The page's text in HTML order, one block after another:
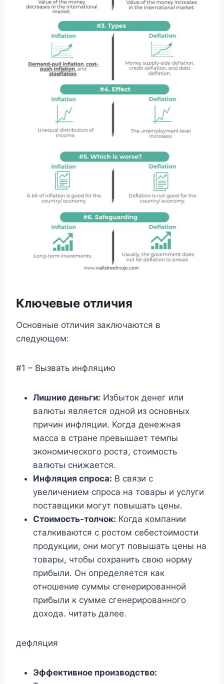
Ключевые отличия
Основные отличия заключаются в
следующем:
#1 – Вызвать инфляцию
Лишние деньги: Избыток денег или
валюты является одной из основных
причин инфляции. Когда денежная
масса в стране превышает темпы
экономического роста, стоимость
валюты снижается.
Инфляция спроса: В связи с
увеличением спроса на товары и услуги
поставщики могут повышать цены.
Стоимость-толчок: Когда компании
сталкиваются с ростом себестоимости
продукции, они могут повышать цены на
товары, чтобы сохранить свою норму
прибыли. Он определяется как
отношение суммы сгенерированной
прибыли к сумме сгенерированного
дохода. читать далее.
дефляция
Эффективное производство: